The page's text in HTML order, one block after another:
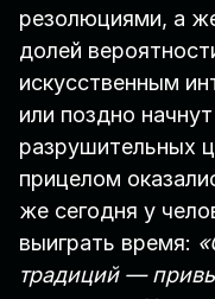
резолюциями, а
долей
искусственным
или поздно
разрушительных
прицелом
же сегодня у
выиграть время:
традиций —